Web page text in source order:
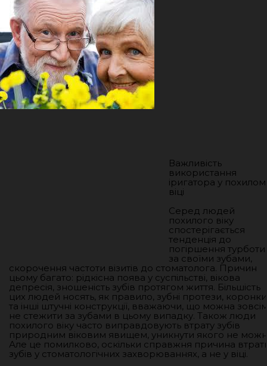
Важливість
використання
іригатора у
віці
Серед людей
похилого віку
спостерігається
тенденція до
погіршення турботи
за своїми зубами,
скорочення частоти візитів до стоматолога. Причин
цьому багато: рідкісна поява у суспільстві, вікова
депресія, зношеність зубів протягом життя. Більшість
цих людей носять, як правило, зубні протези, коронки
та інші штучні конструкції, вважаючи, що можна
не стежити за зубами в цьому випадку. Також люди
похилого віку часто виправдовують втрату зубів
природним віковим явищем, уникнути якого не
Але це помилково, оскільки справжня причина
зубів у стоматологічних захворюваннях, а не у віці.